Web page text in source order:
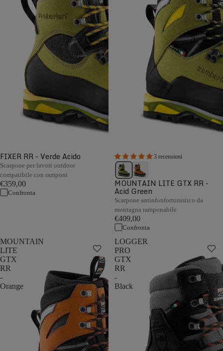
FIXER RR - Verde Acido
Scarpone per lavori outdoor
compatibile con ramponi
€359,00
Confronta
3 recensioni
MOUNTAIN LITE GTX RR -
Acid Green
Scarpone antinfonfortunistico da
montagna ramponabile
€409,00
Confronta
MOUNTAIN
LITE
GTX
RR
-
Orange
LOGGER
PRO
GTX
RR
-
Black